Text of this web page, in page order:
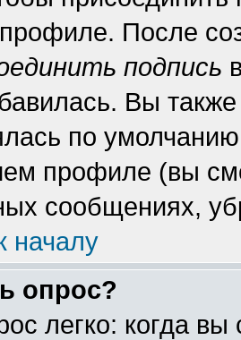
После
подпись
Вы
по
профиле (вы
сообщениях,
началу
опрос?
легко: когда